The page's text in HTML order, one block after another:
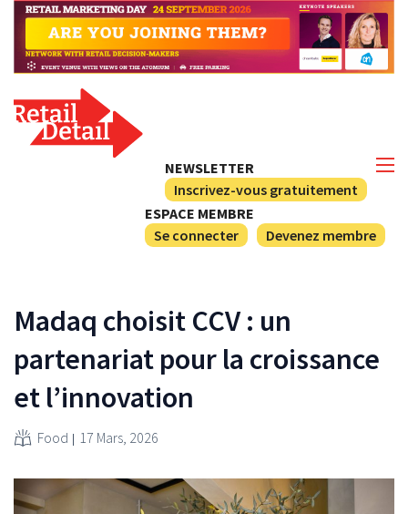
NEWSLETTER
Inscrivez-vous gratuitement
ESPACE MEMBRE
Se connecter
Devenez membre
Madaq choisit CCV : un
partenariat pour la croissance
et l’innovation
Food 17 Mars, 2026